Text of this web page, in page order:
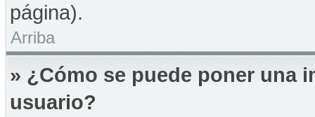
página).
Arriba
» ¿Cómo se puede poner una
usuario?